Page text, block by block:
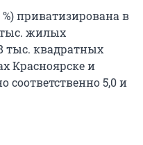
приватизирована в
тыс. жилых
тыс. квадратных
Красноярске и
соответственно 5,0 и